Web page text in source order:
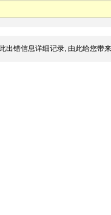
出错信息详细记录, 由此给您带